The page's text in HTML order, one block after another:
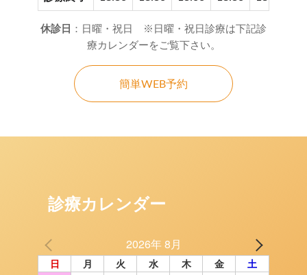
休診日 ：日曜・祝日 ※日曜・祝日診療は下記診
療カレンダーをご覧下さい。
簡単WEB予約
診療カレンダー
2026年 8月
日 月 火 水 木 金 土